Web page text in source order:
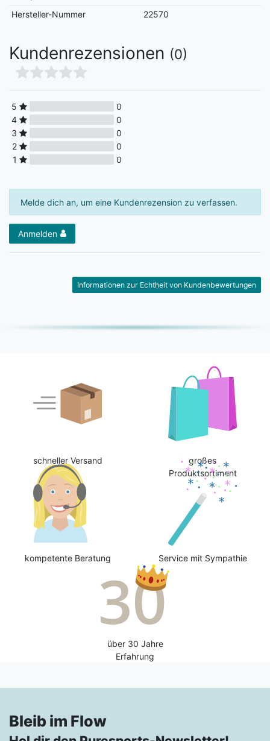
Hersteller-Nummer
22570
Kundenrezensionen (0)
5
0
4
0
3
0
2
0
1
0
Melde dich an, um eine Kundenrezension zu verfassen.
Anmelden
Informationen zur Echtheit von Kundenbewertungen
schneller Versand
großes
Produktsortiment
kompetente Beratung Service mit Sympathie
über 30 Jahre
Erfahrung
Bleib im Flow